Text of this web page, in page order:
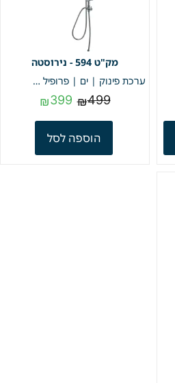
594 - נירוסטה
ערכת פינוק | ים | פרופיל מרובע | כרום | אופנתי מק"ט 594
₪499
₪399
הוספה לסל